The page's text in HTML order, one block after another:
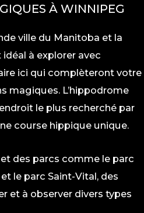
À WINNIPEG
ville du Manitoba et la
à explorer avec
ici qui complèteront votre
magiques. L’hippodrome
le plus recherché par
course hippique unique.
des parcs comme le parc
le parc Saint-Vital, des
et à observer divers types